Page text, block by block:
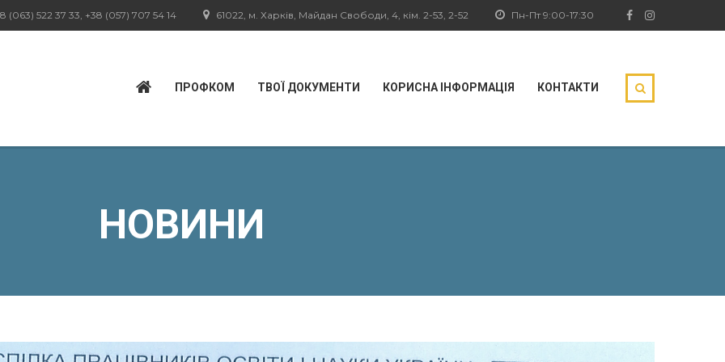
Пн-Пт 9:00-17:30
61022, м. Харків, Майдан Свободи, 4, кім. 2-53, 2-52
(063) 522 37 33, +38 (057) 707 54 14
ПРОФКОМ ТВОЇ ДОКУМЕНТИ КОРИСНА ІНФОРМАЦІЯ КОНТАКТИ
НОВИНИ